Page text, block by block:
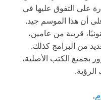
على التفوق عليها في
على أن هذا الموسم جيد.
قريبة من عامين،
من البرامج كذلك.
بجميع الكتب الأصلية،
الرؤية.
.